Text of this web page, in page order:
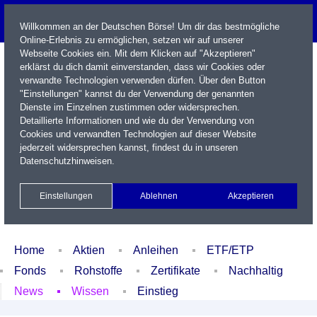
Name / WKN / ISIN / Kürzel
Xetra Realtime
Watchlist Portfolio Login
Home Aktien Anleihen
ETF/ETP
Fonds
Rohstoffe Zertifikate
Nachhaltig
News
Wissen Einstieg
Willkommen an der Deutschen Börse! Um dir das bestmögliche
Online-Erlebnis zu ermöglichen, setzen wir auf unserer
Webseite Cookies ein. Mit dem Klicken auf "Akzeptieren"
erklärst du dich damit einverstanden, dass wir Cookies oder
verwandte Technologien verwenden dürfen. Über den Button
"Einstellungen" kannst du der Verwendung der genannten
Dienste im Einzelnen zustimmen oder widersprechen.
Detaillierte Informationen und wie du der Verwendung von
Cookies und verwandten Technologien auf dieser Website
jederzeit widersprechen kannst, findest du in unseren
Datenschutzhinweisen.
Einstellungen Ablehnen Akzeptieren